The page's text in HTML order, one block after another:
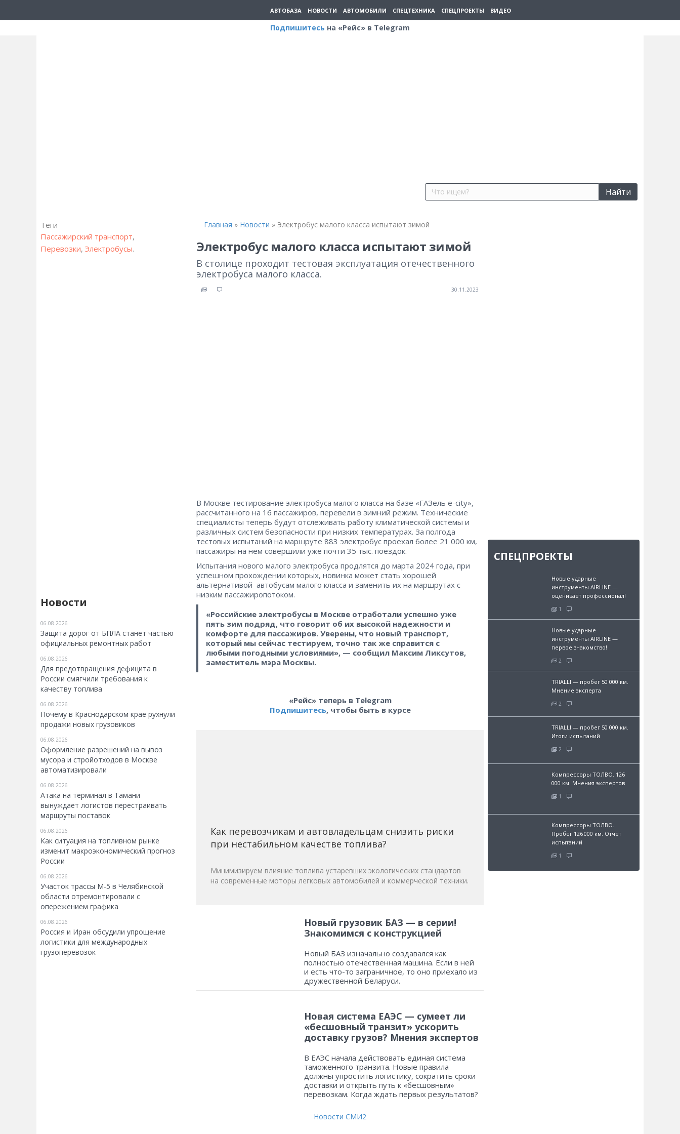
АВТОБАЗА НОВОСТИ АВТОМОБИЛИ СПЕЦТЕХНИКА СПЕЦПРОЕКТЫ ВИДЕО
Подпишитесь на «Рейс» в Telegram
Найти
Теги
Пассажирский транспорт,
Перевозки, Электробусы.
Новости
06.08.2026
Защита дорог от БПЛА станет частью
официальных ремонтных работ
06.08.2026
Для предотвращения дефицита в
России смягчили требования к
качеству топлива
06.08.2026
Почему в Краснодарском крае рухнули
продажи новых грузовиков
06.08.2026
Оформление разрешений на вывоз
мусора и стройотходов в Москве
автоматизировали
06.08.2026
Атака на терминал в Тамани
вынуждает логистов перестраивать
маршруты поставок
06.08.2026
Как ситуация на топливном рынке
изменит макроэкономический прогноз
России
06.08.2026
Участок трассы М-5 в Челябинской
области отремонтировали с
опережением графика
06.08.2026
Россия и Иран обсудили упрощение
логистики для международных
грузоперевозок
Главная » Новости » Электробус малого класса испытают зимой
Электробус малого класса испытают зимой
В столице проходит тестовая эксплуатация отечественного
электробуса малого класса.
30.11.2023
В Москве тестирование электробуса малого класса на базе «ГАЗель e-city»,
рассчитанного на 16 пассажиров, перевели в зимний режим. Технические
специалисты теперь будут отслеживать работу климатической системы и
различных систем безопасности при низких температурах. За полгода
тестовых испытаний на маршруте 883 электробус проехал более 21 000 км,
пассажиры на нем совершили уже почти 35 тыс. поездок.
Испытания нового малого электробуса продлятся до марта 2024 года, при
успешном прохождении которых, новинка может стать хорошей
альтернативой автобусам малого класса и заменить их на маршрутах с
низким пассажиропотоком.
«Российские электробусы в Москве отработали успешно уже
пять зим подряд, что говорит об их высокой надежности и
комфорте для пассажиров. Уверены, что новый транспорт,
который мы сейчас тестируем, точно так же справится с
любыми погодными условиями», — сообщил Максим Ликсутов,
заместитель мэра Москвы.
«Рейс» теперь в Telegram
Подпишитесь, чтобы быть в курсе
Как перевозчикам и автовладельцам снизить риски
при нестабильном качестве топлива?
Минимизируем влияние топлива устаревших экологических стандартов
на современные моторы легковых автомобилей и коммерческой техники.
Новый грузовик БАЗ — в серии!
Знакомимся с конструкцией
Новый БАЗ изначально создавался как
полностью отечественная машина. Если в ней
и есть что-то заграничное, то оно приехало из
дружественной Беларуси.
Новая система ЕАЭС — сумеет ли
«бесшовный транзит» ускорить
доставку грузов? Мнения экспертов
В ЕАЭС начала действовать единая система
таможенного транзита. Новые правила
должны упростить логистику, сократить сроки
доставки и открыть путь к «бесшовным»
перевозкам. Когда ждать первых результатов?
Новости СМИ2
СПЕЦПРОЕКТЫ
Новые ударные
инструменты AIRLINE —
оценивает профессионал!
1
Новые ударные
инструменты AIRLINE —
первое знакомство!
2
TRIALLI — пробег 50 000 км.
Мнение эксперта
2
TRIALLI — пробег 50 000 км.
Итоги испытаний
2
Компрессоры ТОЛВО. 126
000 км. Мнения экспертов
1
Компрессоры ТОЛВО.
Пробег 126 000 км. Отчет
испытаний
1